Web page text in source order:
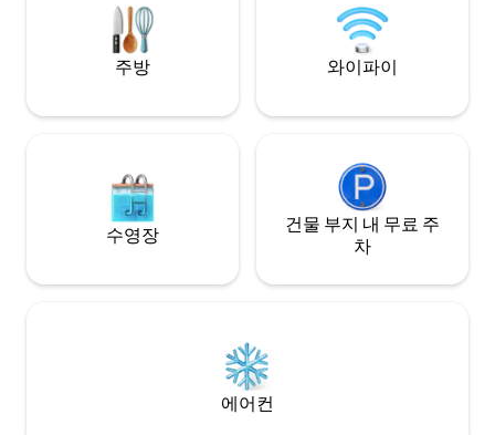
분 거리에 있습니다.
는 데 도움을 드리
주방 와이파이
수영장
건물 부지 내 무료 주
차
에어컨